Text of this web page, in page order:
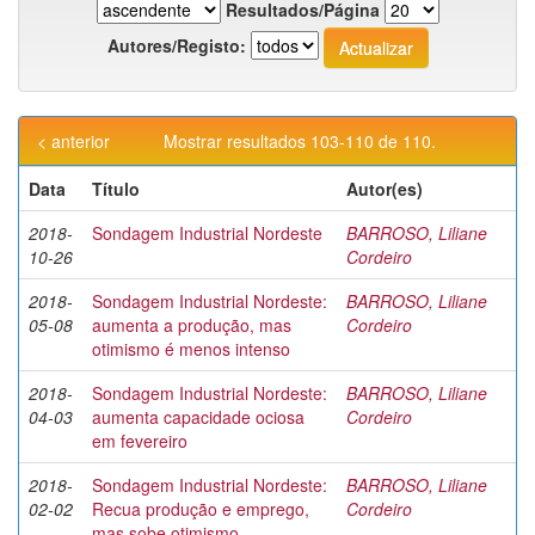
Resultados/Página
Autores/Registo:
Mostrar resultados 103-110 de 110.
< anterior
Data
Título
Autor(es)
2018-
10-26
Sondagem Industrial Nordeste
BARROSO, Liliane
Cordeiro
2018-
05-08
Sondagem Industrial Nordeste:
aumenta a produção, mas
otimismo é menos intenso
BARROSO, Liliane
Cordeiro
2018-
04-03
Sondagem Industrial Nordeste:
aumenta capacidade ociosa
em fevereiro
BARROSO, Liliane
Cordeiro
2018-
02-02
Sondagem Industrial Nordeste:
Recua produção e emprego,
BARROSO, Liliane
Cordeiro